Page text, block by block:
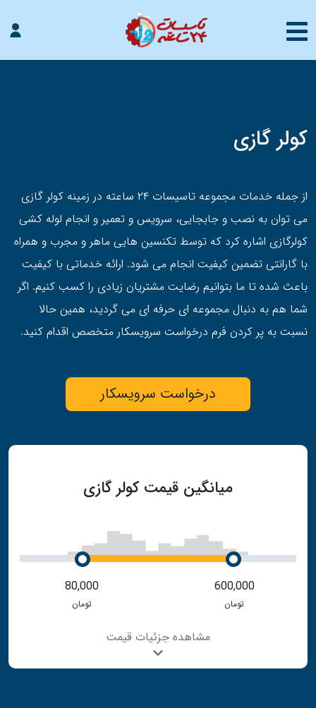
کولر گازی
از جمله خدمات مجموعه تاسیسات ۲۴ ساعته در زمینه کولر گازی
می توان به نصب و جابجایی، سرویس و تعمیر و انجام لوله کشی
کولرگازی اشاره کرد که توسط تکنسین هایی ماهر و مجرب و همراه
با گارانتی تضمین کیفیت انجام می شود. ارائه خدماتی با کیفیت
باعث شده تا ما بتوانیم رضایت مشتریان زیادی را کسب کنیم. اگر
شما هم به دنبال مجموعه ای حرفه ای می گردید، همین حالا
نسبت به پر کردن فرم درخواست سرویسکار متخصص اقدام کنید.
درخواست سرویسکار
میانگین قیمت کولر گازی
600,000
تومان
80,000
تومان
مشاهده جزئیات قیمت